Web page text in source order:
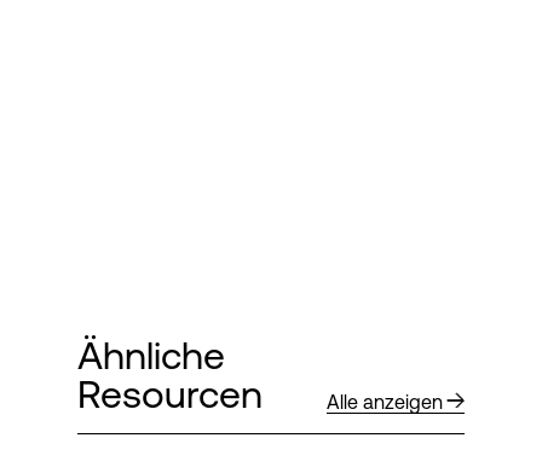
Ähnliche
Resourcen
Alle anzeigen